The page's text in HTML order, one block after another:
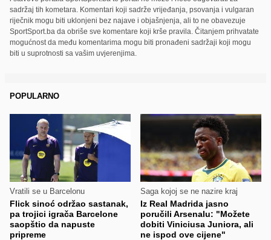
sadržaj tih kometara. Komentari koji sadrže vrijeđanja, psovanja i vulgaran
riječnik mogu biti uklonjeni bez najave i objašnjenja, ali to ne obavezuje
SportSport.ba da obriše sve komentare koji krše pravila. Čitanjem prihvatate
mogućnost da među komentarima mogu biti pronađeni sadržaji koji mogu
biti u suprotnosti sa vašim uvjerenjima.
POPULARNO
Vratili se u Barcelonu
Flick sinoć održao sastanak,
pa trojici igrača Barcelone
saopštio da napuste
pripreme
Saga kojoj se ne nazire kraj
Iz Real Madrida jasno
poručili Arsenalu: "Možete
dobiti Viniciusa Juniora, ali
ne ispod ove cijene"